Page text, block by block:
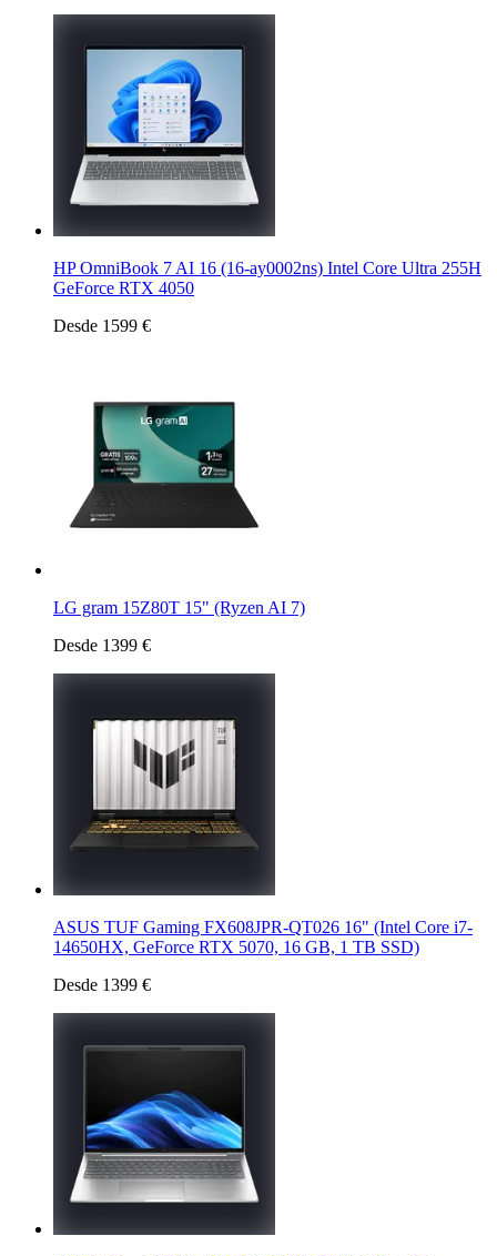
HP OmniBook 7 AI 16 (16-ay0002ns) Intel Core Ultra 255H
GeForce RTX 4050
Desde 1599 €
LG gram 15Z80T 15" (Ryzen AI 7)
Desde 1399 €
ASUS TUF Gaming FX608JPR-QT026 16" (Intel Core i7-
14650HX, GeForce RTX 5070, 16 GB, 1 TB SSD)
Desde 1399 €